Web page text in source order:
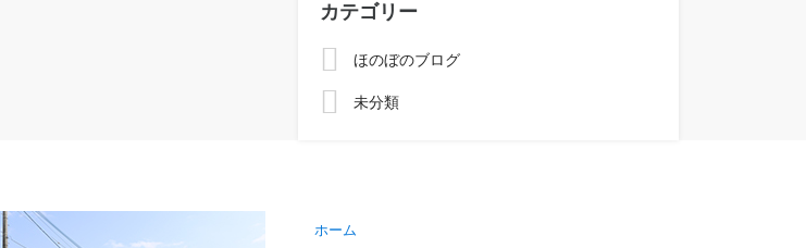
カテゴリー
ほのぼのブログ
未分類
ホーム